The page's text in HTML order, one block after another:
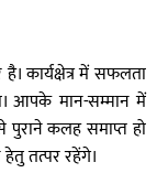
कार्यक्षेत्र में सफलता
आपके मान-सम्मान में
पुराने कलह समाप्त हो
तत्पर रहेंगे।